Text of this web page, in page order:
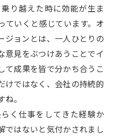
り越えた時に効能が生ま
ていくと感じています。オ
ジョンとは、一人ひとりの
意見をぶつけあうことでイ
て成果を皆で分かち合うこ
けではなく、会社の持続的
。
く仕事をしてきた経験か
ではないと気付かされまし